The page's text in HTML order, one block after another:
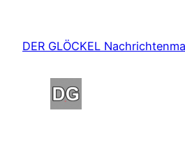
springen
DER GLÖCKEL